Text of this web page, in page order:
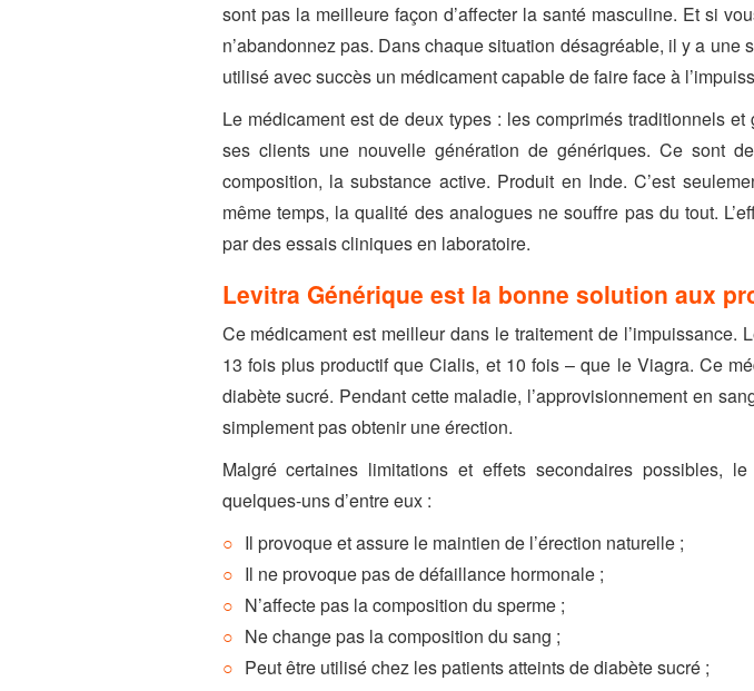
sont pas la meilleure façon d’affecter la santé masculine. Et si
n’abandonnez pas. Dans chaque situation désagréable, il y a
utilisé avec succès un médicament capable de faire face à
Le médicament est de deux types : les comprimés traditionnels
ses clients une nouvelle génération de génériques. Ce sont
composition, la substance active. Produit en Inde. C’est
même temps, la qualité des analogues ne souffre pas du tout.
par des essais cliniques en laboratoire.
Levitra Générique est la bonne solution aux
Ce médicament est meilleur dans le traitement de
13 fois plus productif que Cialis, et 10 fois – que le Viagra. Ce
diabète sucré. Pendant cette maladie, l’approvisionnement en
simplement pas obtenir une érection.
Malgré certaines limitations et effets secondaires possibles,
quelques-uns d’entre eux :
Il provoque et assure le maintien de l’érection naturelle ;
Il ne provoque pas de défaillance hormonale ;
N’affecte pas la composition du sperme ;
Ne change pas la composition du sang ;
Peut être utilisé chez les patients atteints de diabète sucré ;